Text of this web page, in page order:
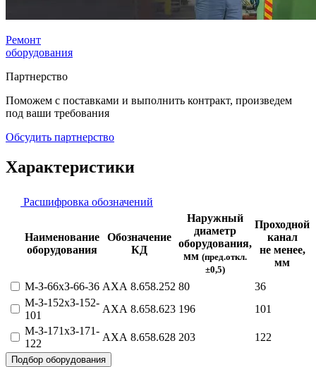
Ремонт
оборудования
Партнерство
Поможем с поставками и выполнить контракт, произведем
под ваши требования
Обсудить партнерство
Характеристики
Расшифровка обозначений
Наименование
оборудования
Обозначение
КД
Наружный
диаметр
оборудования,
мм (пред.откл.
±0,5)
Проходной
канал
не менее,
мм
М-З-66хЗ-66-36 АХА 8.658.252 80 36
М-З-152хЗ-152-
101
АХА 8.658.623 196 101
М-З-171хЗ-171-
122
АХА 8.658.628 203 122
Подбор оборудования